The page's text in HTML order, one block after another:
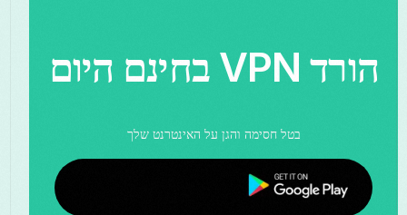
הורד VPN בחינם היום
בטל חסימה והגן על האינטרנט שלך